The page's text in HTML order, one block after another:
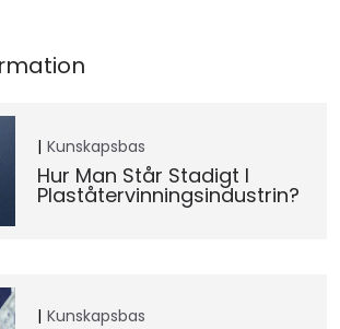
Kunskapsbas
Hur Man Står Stadigt I
Plaståtervinningsindustrin?
Kunskapsbas